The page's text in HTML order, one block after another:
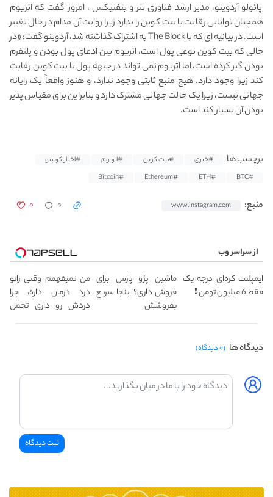
پائولو آردوینو، مدیر ارشد فناوری تتر و بتفنیکس ، امروز گفت که اتریوم
همچنان توانایی رقابت با بیت کوین را ندارد زیرا روایت آن مدام در حال تغییر
است. در بیانیه ای که با The Block به اشتراک گذاشته شد، آردوینو گفت: «در
حالی که بیت کوین نوعی پول است، اتریوم بین ادعای پول بودن و پلتفرم
بودن گیر کرده است، اما اتریوم نمی تواند در جبهه پول با بیت کوین رقابت
کند زیرا وجود دارد. هیچ منبع ثابتی وجود ندارد، و هنوز واقعاً یک رایانه
جهانی نیست، زیرا یک حالت جهانی مشترک دارد و بنابراین برای مقیاس پذیر
بودن آن بسیار کند است.
برچسب ها #خبری #بیت کوین #اتریوم
#اخبار کریپتو
#BTC
#ETH
#Ethereum
#Bitcoin
منبع: www.instagram.com ۰ ۰
از سراسر وب
ایمپلنت کره‌ای درجه یک
فقط 6 میلیون تومن ❗
ماشین پژو پارس برای
فروش داری؟ اینجا سریع
بفروشش
من نمیفهمم وقتی زانو
درد درمان داره، چرا
دردش رو داری تحمل
میکنی؟❗
دیدگاه ها (۰ دیدگاه)